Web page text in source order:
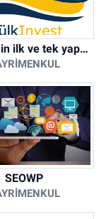
Türkiye'nin ilk ve tek yapay zeka destekli arsa ilan platformu
SEOWP